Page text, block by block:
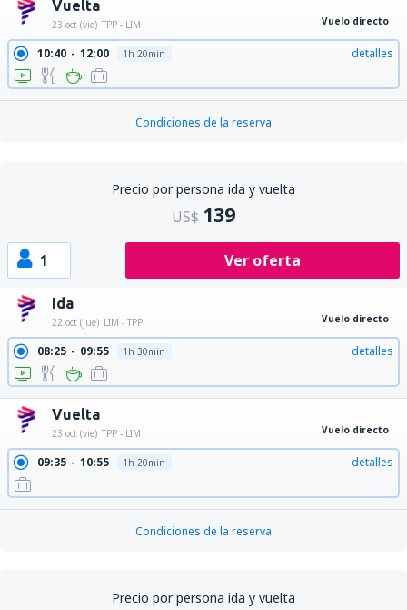
Vuelta
23 oct (vie) TPP - LIM Vuelo directo
10:40 12:00 1h 20min detalles
Condiciones de la reserva
Precio por persona ida y vuelta
US$ 139
1 Ver oferta
Ida
22 oct (jue) LIM - TPP Vuelo directo
08:25 09:55 1h 30min detalles
Vuelta
23 oct (vie) TPP - LIM Vuelo directo
09:35 10:55 1h 20min detalles
Condiciones de la reserva
Precio por persona ida y vuelta